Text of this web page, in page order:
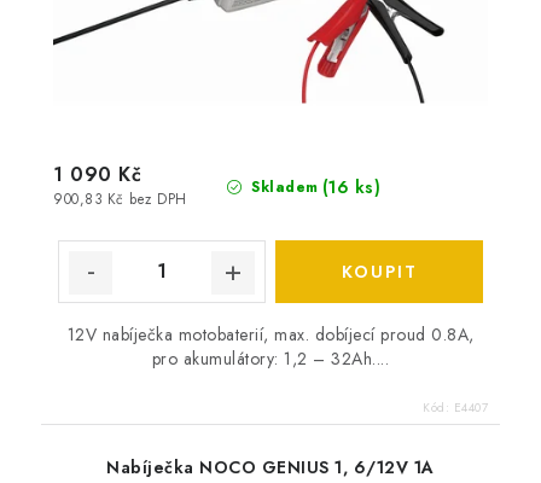
Skladem (16 ks)
900,83 Kč bez DPH
1 090 Kč
12V nabíječka motobaterií, max. dobíjecí proud 0.8A,
pro akumulátory: 1,2 – 32Ah....
Kód: E4407
Nabíječka NOCO GENIUS 1, 6/12V 1A